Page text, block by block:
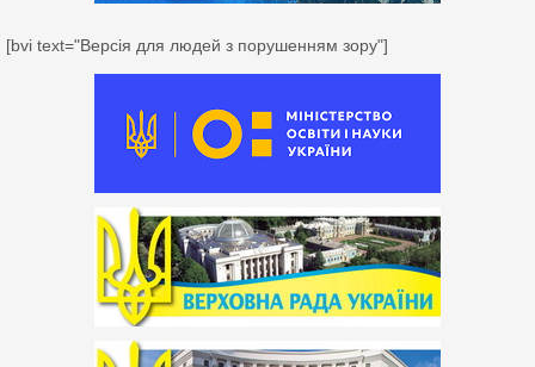
[bvi text="Версія для людей з порушенням зору"]